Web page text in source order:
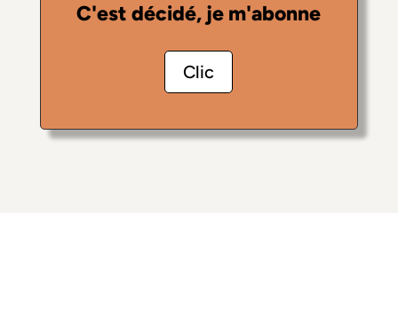
C'est décidé, je m'abonne
Clic